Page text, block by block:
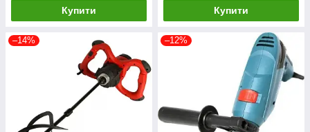
Купити Купити
–14% –12%